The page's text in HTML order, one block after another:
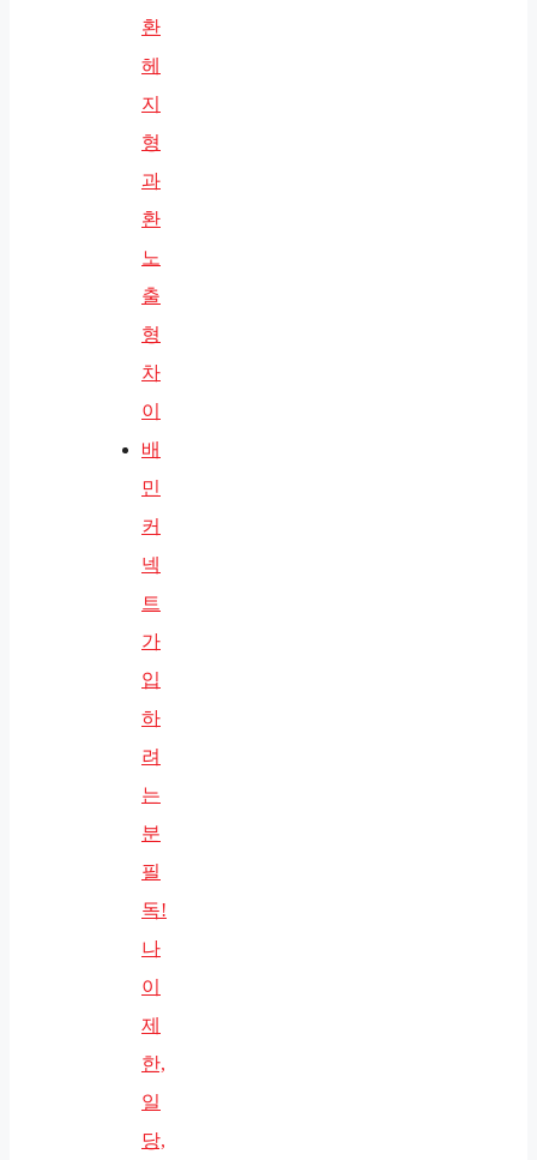
환
헤
지
형
과
환
노
출
형
차
이
배
민
커
넥
트
가
입
하
려
는
분
필
독!
나
이
제
한,
일
당,